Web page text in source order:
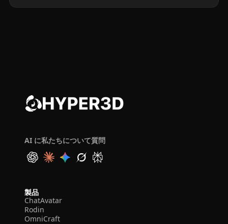
AI に私たちについて質問
製品
ChatAvatar
Rodin
OmniCraft